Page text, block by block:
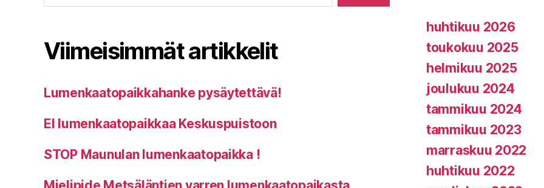
Viimeisimmät artikkelit
Lumenkaatopaikkahanke pysäytettävä!
EI lumenkaatopaikkaa Keskuspuistoon
STOP Maunulan lumenkaatopaikka !
huhtikuu 2026
toukokuu 2025
helmikuu 2025
joulukuu 2024
tammikuu 2024
tammikuu 2023
marraskuu 2022
huhtikuu 2022